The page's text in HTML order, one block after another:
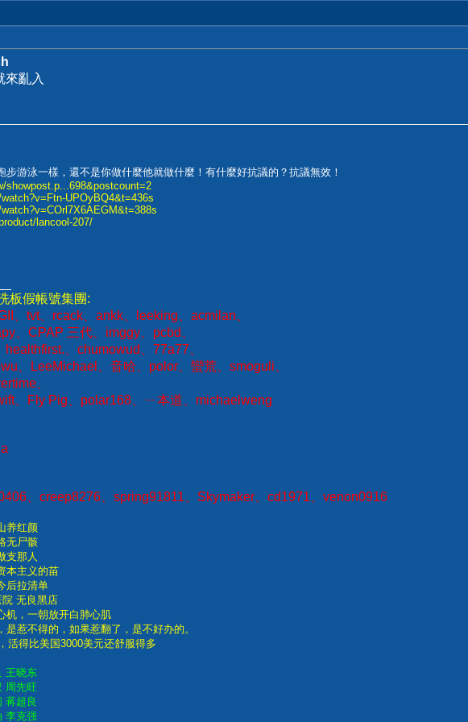
來亂入
步游泳一樣，還不是你做什麼他就做什麼！有什麼好抗議的？抗議無效！
showpost.p...698&postcount=2
UPOyBQ4&t=436s
lancool-207/
板假帳號集團:
、tvt、rcack、ankk、leeking、acmilan、
、CPAP 三代、imggy、pcbd、
、chumowud、77a77、
、LeeMichael、音哈、polor、蠻荒、smoguli、
、
、Fly Pig、polar168、ㄧ本道、michaelweng
、creep8276、spring91811、Skymaker、cd1971、venon0916
养红颜
无尸骸
支那人
本主义的苗
后拉清单
无良黑店
机，一朝放开白肺心肌
惹不得的，如果惹翻了，是不好办的。
活得比美国3000美元还舒服得多
王晓东
周先旺
蒋超良
李克强